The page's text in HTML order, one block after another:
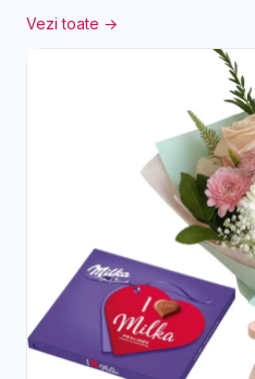
Vezi toate →